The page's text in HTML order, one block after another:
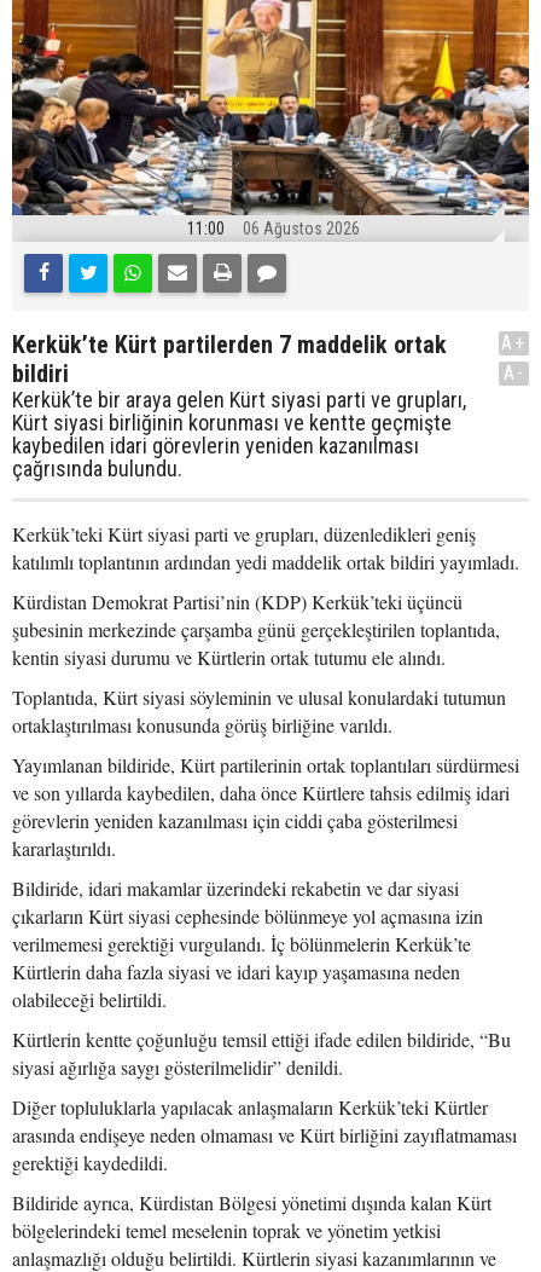
11:00 06 Ağustos 2026
Kerkük’te Kürt partilerden 7 maddelik ortak
bildiri
Kerkük’te bir araya gelen Kürt siyasi parti ve grupları,
Kürt siyasi birliğinin korunması ve kentte geçmişte
kaybedilen idari görevlerin yeniden kazanılması
çağrısında bulundu.
A+
A-
Kerkük’teki Kürt siyasi parti ve grupları, düzenledikleri geniş
katılımlı toplantının ardından yedi maddelik ortak bildiri yayımladı.
Kürdistan Demokrat Partisi’nin (KDP) Kerkük’teki üçüncü
şubesinin merkezinde çarşamba günü gerçekleştirilen toplantıda,
kentin siyasi durumu ve Kürtlerin ortak tutumu ele alındı.
Toplantıda, Kürt siyasi söyleminin ve ulusal konulardaki tutumun
ortaklaştırılması konusunda görüş birliğine varıldı.
Yayımlanan bildiride, Kürt partilerinin ortak toplantıları sürdürmesi
ve son yıllarda kaybedilen, daha önce Kürtlere tahsis edilmiş idari
görevlerin yeniden kazanılması için ciddi çaba gösterilmesi
kararlaştırıldı.
Bildiride, idari makamlar üzerindeki rekabetin ve dar siyasi
çıkarların Kürt siyasi cephesinde bölünmeye yol açmasına izin
verilmemesi gerektiği vurgulandı. İç bölünmelerin Kerkük’te
Kürtlerin daha fazla siyasi ve idari kayıp yaşamasına neden
olabileceği belirtildi.
Kürtlerin kentte çoğunluğu temsil ettiği ifade edilen bildiride, “Bu
siyasi ağırlığa saygı gösterilmelidir” denildi.
Diğer topluluklarla yapılacak anlaşmaların Kerkük’teki Kürtler
arasında endişeye neden olmaması ve Kürt birliğini zayıflatmaması
gerektiği kaydedildi.
Bildiride ayrıca, Kürdistan Bölgesi yönetimi dışında kalan Kürt
bölgelerindeki temel meselenin toprak ve yönetim yetkisi
anlaşmazlığı olduğu belirtildi. Kürtlerin siyasi kazanımlarının ve